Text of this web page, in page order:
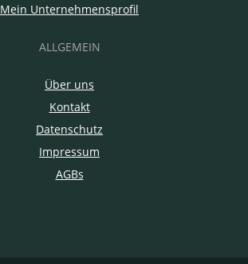
Mein Unternehmensprofil
ALLGEMEIN
Über uns
Kontakt
Datenschutz
Impressum
AGBs